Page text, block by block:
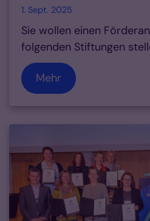
1. Sept. 2025
Sie wollen einen
folgenden Stiftungen
Mehr